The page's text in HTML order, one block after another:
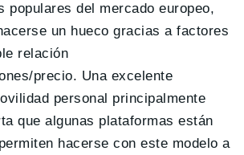
populares del mercado europeo,
un hueco gracias a factores
relación
precio. Una excelente
personal principalmente
que algunas plataformas están
hacerse con este modelo a